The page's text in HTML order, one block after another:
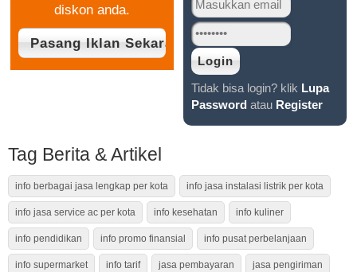
diskon anda.
Tidak bisa login? klik Lupa
Password atau Register
Tag Berita & Artikel
info berbagai jasa lengkap per kota info jasa instalasi listrik per kota
info jasa service ac per kota info kesehatan info kuliner
info pendidikan info promo finansial info pusat perbelanjaan
info supermarket info tarif jasa pembayaran jasa pengiriman